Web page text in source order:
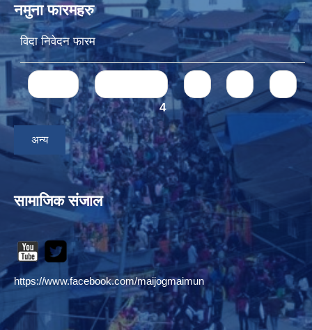
नमुना फारमहरु
विदा निवेदन फारम
Pages
4
अन्य
सामाजिक संजाल
https://www.facebook.com/maijogmaimun